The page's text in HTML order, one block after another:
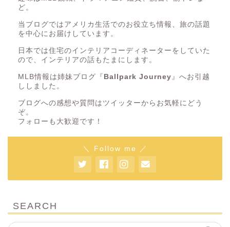
ど。
当ブログではアメリカ生活でのお役立ち情報、旅の話題
を中心にお届けしています。
日本では住宅のインテリアコーディネーターをしていた
ので、インテリアの話もたまにします。
MLB情報は姉妹ブログ『 Ballpark Journey 』へお引越
ししました。
ブログへの感想や質問はツイッターからお気軽にどう
ぞ。
フォローも大歓迎です！
＼ Follow me ／
SEARCH